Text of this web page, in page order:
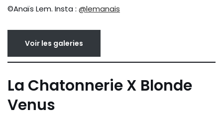
©Anaïs Lem. Insta : @lemanais
Voir les galeries
La Chatonnerie X Blonde
Venus